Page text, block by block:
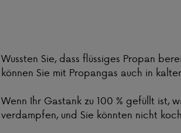
Wussten Sie, dass flüssiges Propan
können Sie mit Propangas auch in
Wenn Ihr Gastank zu 100 % gefüllt ist,
verdampfen, und Sie könnten nicht